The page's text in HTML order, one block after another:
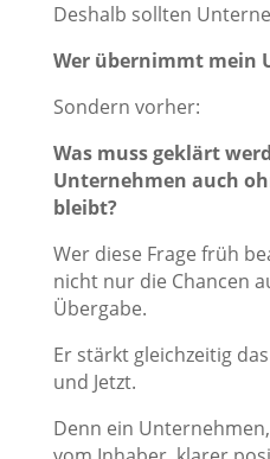
Deshalb sollten
Wer übernimmt mein
Sondern vorher:
Was muss geklärt
Unternehmen auch
bleibt?
Wer diese Frage früh
nicht nur die Chancen
Übergabe.
Er stärkt gleichzeitig
und Jetzt.
Denn ein